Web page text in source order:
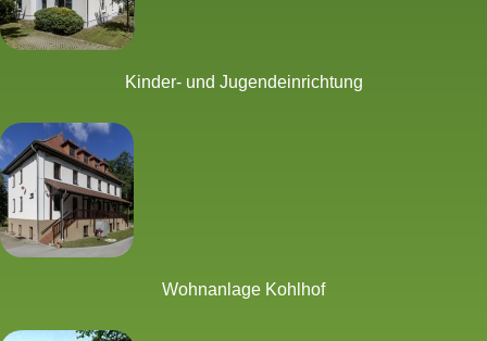
Kinder- und Jugendeinrichtung
Wohnanlage Kohlhof